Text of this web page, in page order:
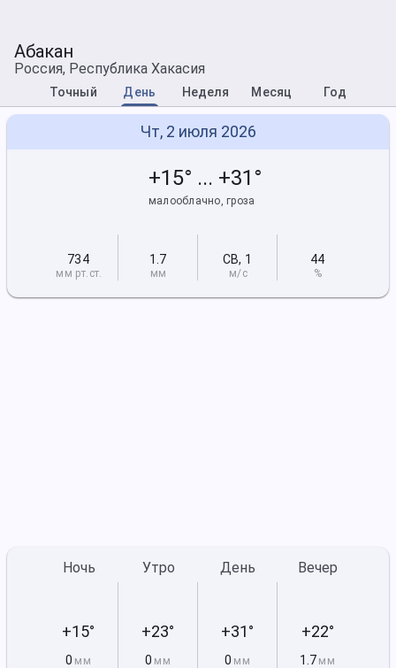
Абакан
Россия, Республика Хакасия
Точный День Неделя Месяц Год
Чт, 2 июля 2026
+15° ... +31°
малооблачно, гроза
734
мм рт.ст.
1.7
мм
СВ, 1
м/с
44
%
Ночь
+15°
0 мм
Утро
+23°
0 мм
День
+31°
0 мм
Вечер
+22°
1.7 мм